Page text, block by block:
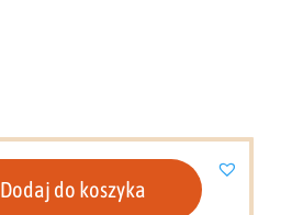
Dodaj do koszyka